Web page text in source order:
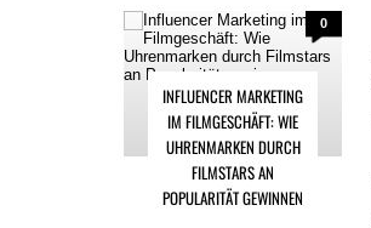
0
INFLUENCER MARKETING
IM FILMGESCHÄFT: WIE
UHRENMARKEN DURCH
FILMSTARS AN
POPULARITÄT GEWINNEN